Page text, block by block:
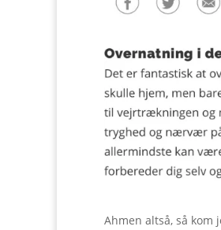
Ahmen altså, så kom